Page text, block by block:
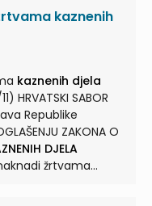
pretvorbe i
I
ikaznena djela
počinjena u vrijeme
ratnog ...
kaznenih
kaznenih djela
HRVATSKI SABOR
ZAKONA O
DJELA
žrtvama